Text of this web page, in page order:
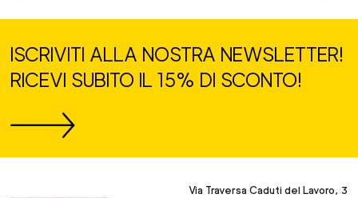
ISCRIVITI ALLA NOSTRA NEWSLETTER!
RICEVI SUBITO IL 15% DI SCONTO!
Via Traversa Caduti del Lavoro, 3